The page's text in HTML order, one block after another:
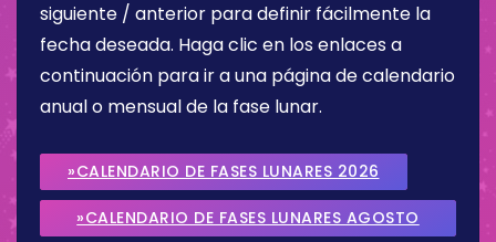
siguiente / anterior para definir fácilmente la
fecha deseada. Haga clic en los enlaces a
continuación para ir a una página de calendario
anual o mensual de la fase lunar.
»CALENDARIO DE FASES LUNARES 2026
»CALENDARIO DE FASES LUNARES AGOSTO